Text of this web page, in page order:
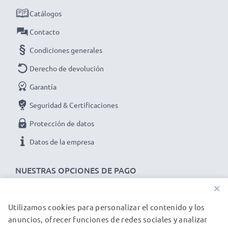
Mejora tu experiencia de audio y video con nuestros
cables RCA de alta calidad de subtel
pedido ahora para entrega rápida y con garantía de 3
años!
NUESTRAS OPCIONES DE PAGO
Catálogos
Contacto
Condiciones generales
Derecho de devolución
Garantía
Seguridad & Certificaciones
Protección de datos
Datos de la empresa
NUESTROS PARTNERS DE ENVÍO
×
Utilizamos cookies para personalizar el contenido y los
anuncios, ofrecer funciones de redes sociales y analizar